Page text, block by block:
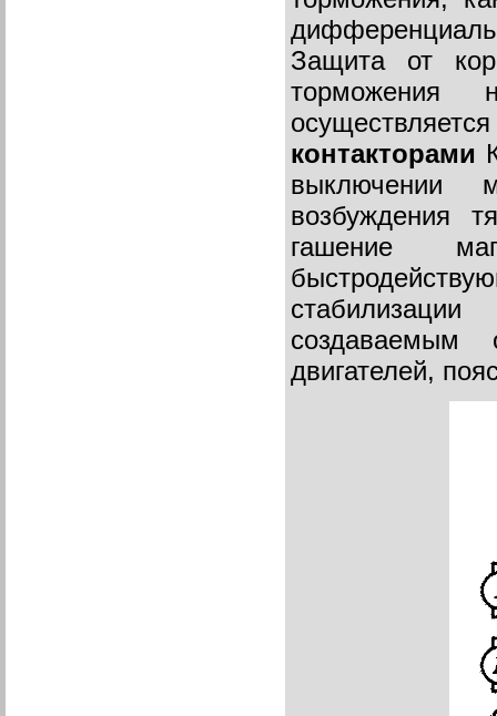
Защита от
осуществляется
контакторами
выключении
возбуждения
гашение
двигателей,